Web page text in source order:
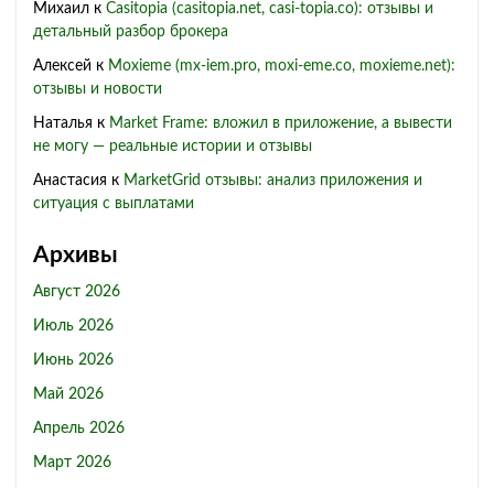
Михаил к Casitopia (casitopia.net, casi-topia.co): отзывы и
детальный разбор брокера
Алексей к Moxieme (mx-iem.pro, moxi-eme.co, moxieme.net):
отзывы и новости
Наталья к Market Frame: вложил в приложение, а вывести
не могу — реальные истории и отзывы
Анастасия к MarketGrid отзывы: анализ приложения и
ситуация с выплатами
Архивы
Август 2026
Июль 2026
Июнь 2026
Май 2026
Апрель 2026
Март 2026